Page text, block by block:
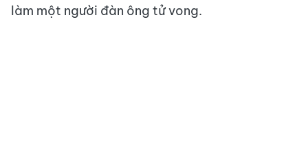
làm một người đàn ông tử vong.